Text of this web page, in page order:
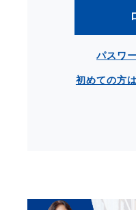
パスワ
初めての方